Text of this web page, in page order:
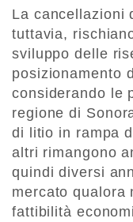
La cancellazioni
tuttavia,
sviluppo delle
posizionamento
considerando le
regione di
di litio in rampa
altri rimangono
quindi diversi
mercato qualora
fattibilità